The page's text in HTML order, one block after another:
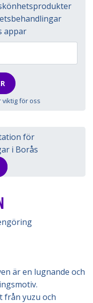
appar
viktig för oss
för
i Borås
är en lugnande och
från yuzu och